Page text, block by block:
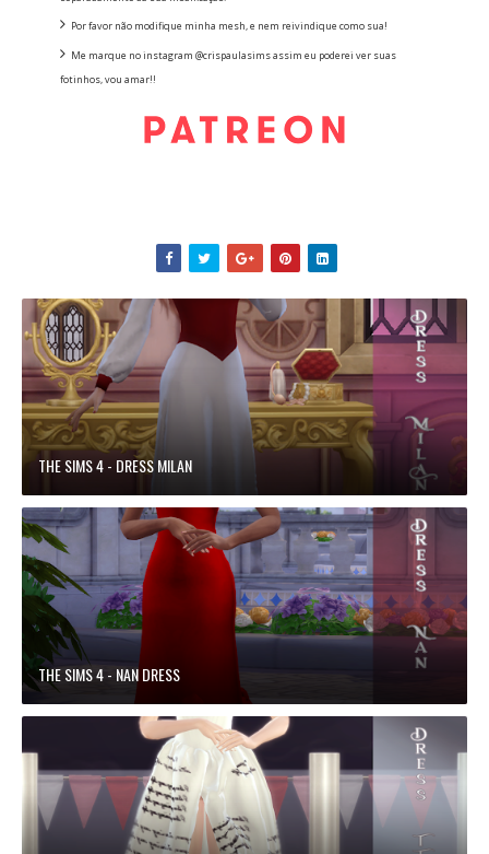
Por favor não modifique minha mesh, e nem reivindique como sua!
Me marque no instagram @crispaulasims assim eu poderei ver suas
fotinhos, vou amar!!
THE SIMS 4 - DRESS MILAN
THE SIMS 4 - NAN DRESS